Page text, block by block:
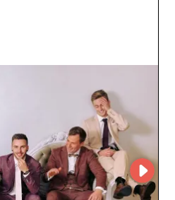
de commande est
fluide et efficace. La
également sur sa capacité
sécurisé, en respectant les
Cette rigueur logistique est
qui misent sur la
avec SIA
accès direct à des produits
tout en profitant d'un
vos ambitions de
à SIA KOKOS pour vous
hommes qui sauront séduire
votre position sur le marché.